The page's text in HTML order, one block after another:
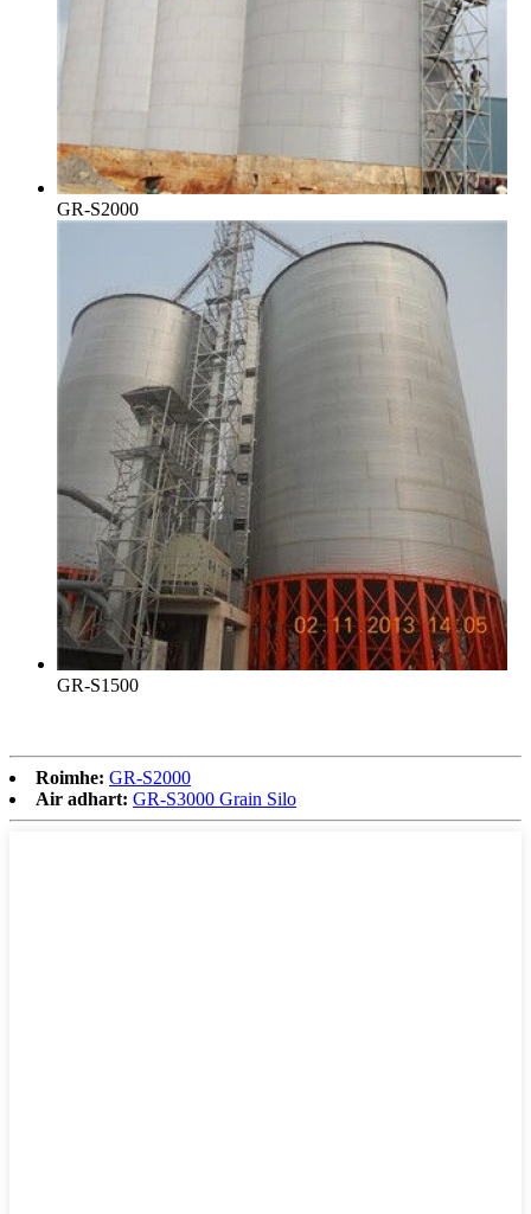
GR-S2000
GR-S1500
Roimhe: GR-S2000
Air adhart: GR-S3000 Grain Silo